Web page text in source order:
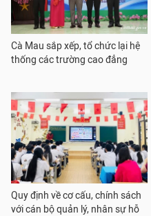
Cà Mau sắp xếp, tổ chức lại hệ
thống các trường cao đẳng
Quy định về cơ cấu, chính sách
với cán bộ quản lý, nhân sự hỗ